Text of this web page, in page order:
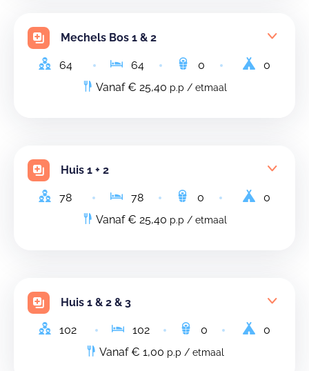
Mechels Bos 1 & 2
64 64 0
0
Vanaf € 25,40 p.p / etmaal
Huis 1 + 2
78 78 0
0
Vanaf € 25,40 p.p / etmaal
Huis 1 & 2 & 3
102 102 0
0
Vanaf € 1,00 p.p / etmaal